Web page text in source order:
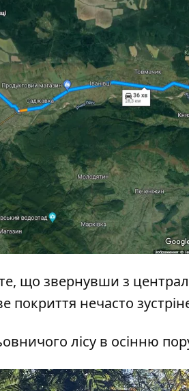
що звернувши з
покриття нечасто
лісу в осінню